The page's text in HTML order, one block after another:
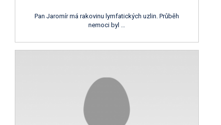
Pan Jaromír má rakovinu lymfatických uzlin. Průběh
nemoci byl …